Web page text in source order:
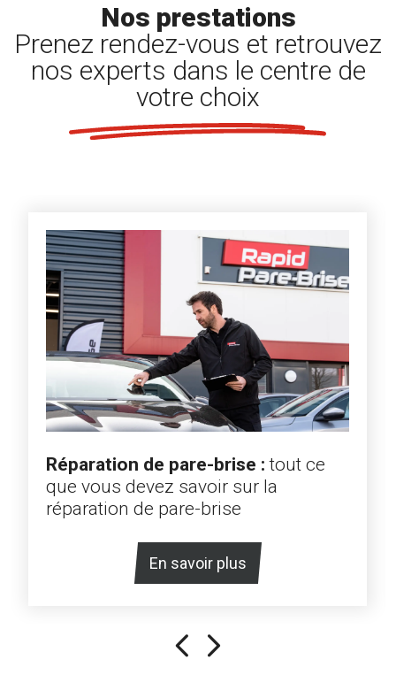
Nos prestations
Prenez rendez-vous et retrouvez
nos experts dans le centre de
votre choix
Réparation de pare-brise :tout ce
que vous devez savoir sur la
réparation de pare-brise
En savoir plus